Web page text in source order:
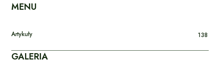
MENU
Artykuły 138
GALERIA